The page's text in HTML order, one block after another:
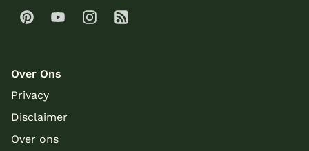
Over Ons
Privacy
Disclaimer
Over ons